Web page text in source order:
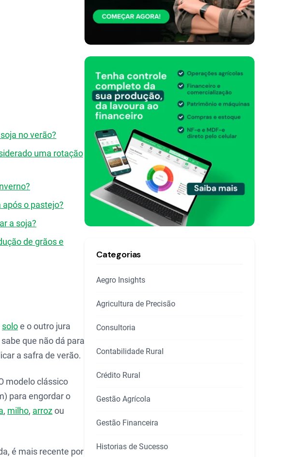
no verão?
uma rotação
o pastejo?
a soja?
de grãos e
soloe o outro jura
que não dá para
a safra de verão.
modelo clássico
para engordar o
, milho, arrozou
é mais recente por
Categorias
Aegro Insights
Agricultura de Precisão
Consultoria
Contabilidade Rural
Crédito Rural
Gestão Agrícola
Gestão Financeira
Historias de Sucesso